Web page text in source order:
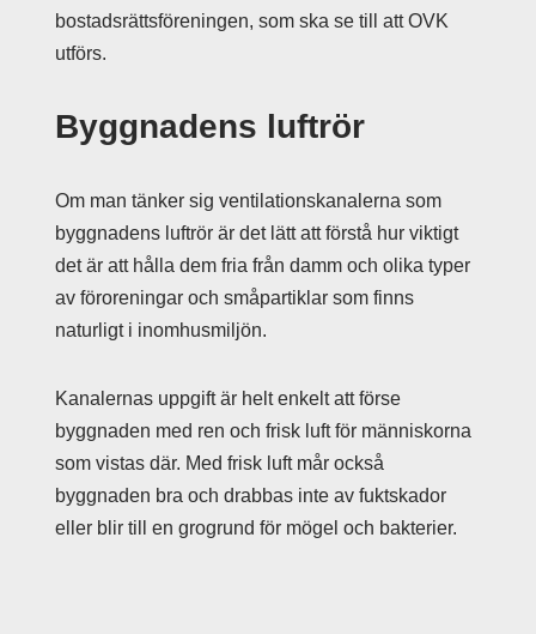
bostadsrättsföreningen, som ska se till att OVK
utförs.
Byggnadens luftrör
Om man tänker sig ventilationskanalerna som
byggnadens luftrör är det lätt att förstå hur viktigt
det är att hålla dem fria från damm och olika typer
av föroreningar och småpartiklar som finns
naturligt i inomhusmiljön.
Kanalernas uppgift är helt enkelt att förse
byggnaden med ren och frisk luft för människorna
som vistas där. Med frisk luft mår också
byggnaden bra och drabbas inte av fuktskador
eller blir till en grogrund för mögel och bakterier.